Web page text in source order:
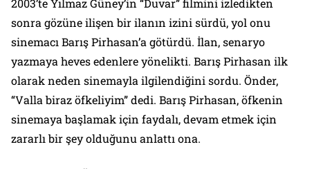
2003’te Yılmaz Güney’in “Duvar” filmini izledikten
sonra gözüne ilişen bir ilanın izini sürdü, yol onu
sinemacı Barış Pirhasan’a götürdü. İlan, senaryo
yazmaya heves edenlere yönelikti. Barış Pirhasan ilk
olarak neden sinemayla ilgilendiğini sordu. Önder,
“Valla biraz öfkeliyim” dedi. Barış Pirhasan, öfkenin
sinemaya başlamak için faydalı, devam etmek için
zararlı bir şey olduğunu anlattı ona.